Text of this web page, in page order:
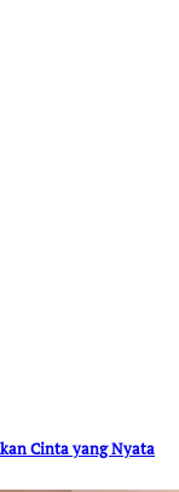
Cinta yang Nyata